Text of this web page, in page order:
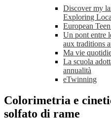
Discover my
Exploring
European
Un pont entre
aux traditions
Ma vie
La scuola
annualità
eTwinning
Colorimetria e
solfato di rame